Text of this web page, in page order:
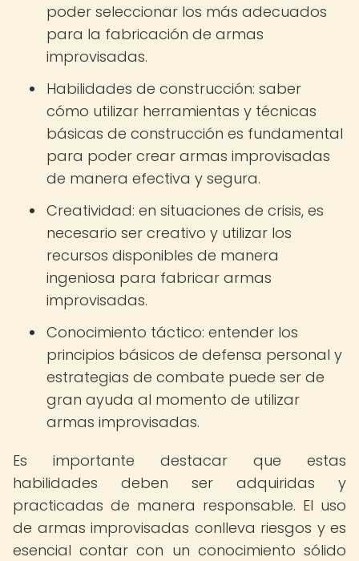
poder seleccionar los más adecuados
para la fabricación de armas
improvisadas.
Habilidades de construcción: saber
cómo utilizar herramientas y técnicas
básicas de construcción es fundamental
para poder crear armas improvisadas
de manera efectiva y segura.
Creatividad: en situaciones de crisis, es
necesario ser creativo y utilizar los
recursos disponibles de manera
ingeniosa para fabricar armas
improvisadas.
Conocimiento táctico: entender los
principios básicos de defensa personal y
estrategias de combate puede ser de
gran ayuda al momento de utilizar
armas improvisadas.
Es importante destacar que estas
habilidades deben ser adquiridas y
practicadas de manera responsable. El uso
de armas improvisadas conlleva riesgos y es
esencial contar con un conocimiento sólido